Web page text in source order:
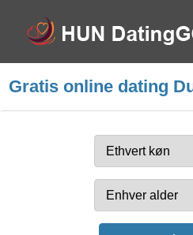
Gratis online dating